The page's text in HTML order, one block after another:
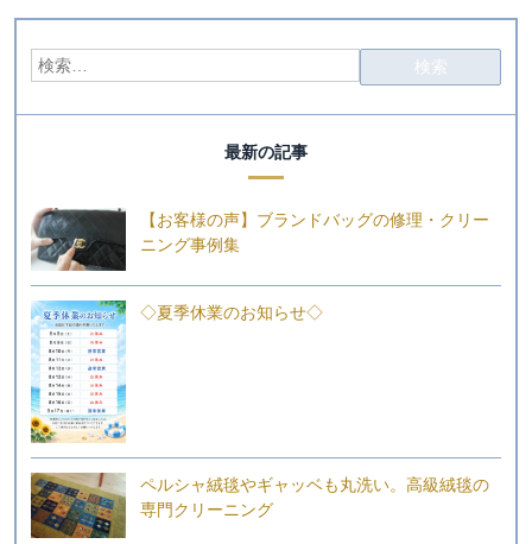
最新の記事
【お客様の声】ブランドバッグの修理・クリー
ニング事例集
◇夏季休業のお知らせ◇
ペルシャ絨毯やギャッベも丸洗い。高級絨毯の
専門クリーニング